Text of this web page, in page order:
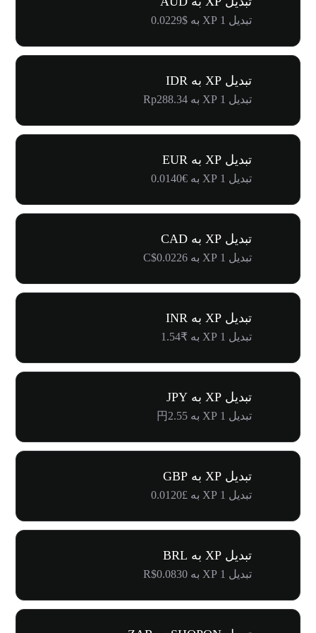
تبدیل 1 XP به $0.0229
تبدیل XP به IDR
تبدیل 1 XP به Rp288.34
تبدیل XP به EUR
تبدیل 1 XP به €0.0140
تبدیل XP به CAD
تبدیل 1 XP به C$0.0226
تبدیل XP به INR
تبدیل 1 XP به ₹1.54
تبدیل XP به JPY
تبدیل 1 XP به 円2.55
تبدیل XP به GBP
تبدیل 1 XP به £0.0120
تبدیل XP به BRL
تبدیل 1 XP به R$0.0830